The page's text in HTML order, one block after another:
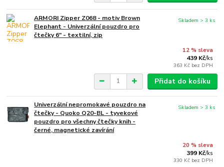
ARMORI Zipper Z068 - motiv Brown
Elephant - Univerzální pouzdro pro
čtečky 6" - textilní, zip
12 % sleva
439 Kč/ks
363 Kč bez DPH
Skladem > 3 ks
Přidat do košíku
Univerzální nepromokavé pouzdro na
čtečky - Quoko Q20-BL - tyvekové
pouzdro pro všechny čtečky knih -
černé, magnetické zavírání
20 % sleva
399 Kč/ks
330 Kč bez DPH
Skladem > 3 ks